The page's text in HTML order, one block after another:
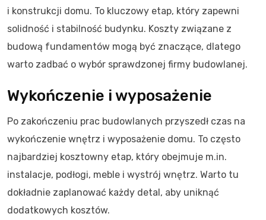
i konstrukcji domu. To kluczowy etap, który zapewni
solidność i stabilność budynku. Koszty związane z
budową fundamentów mogą być znaczące, dlatego
warto zadbać o wybór sprawdzonej firmy budowlanej.
Wykończenie i wyposażenie
Po zakończeniu prac budowlanych przyszedł czas na
wykończenie wnętrz i wyposażenie domu. To często
najbardziej kosztowny etap, który obejmuje m.in.
instalacje, podłogi, meble i wystrój wnętrz. Warto tu
dokładnie zaplanować każdy detal, aby uniknąć
dodatkowych kosztów.